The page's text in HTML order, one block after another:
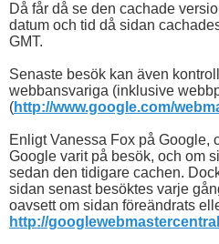
Då får då se den cachade
datum och tid då sidan
GMT.
Senaste besök kan även
webbansvariga (inklusive
(http://www.google.com/
Enligt Vanessa Fox på Google,
Google varit på besök, och om
sedan den tidigare cachen.
sidan senast besöktes varje
oavsett om sidan föreändrats
http://